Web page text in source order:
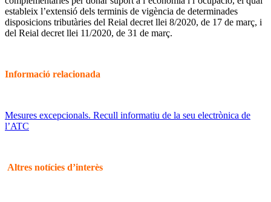
estableix l’extensió dels terminis de vigència de determinades
disposicions tributàries del Reial decret llei 8/2020, de 17 de març, i
del Reial decret llei 11/2020, de 31 de març.
Informació relacionada
Mesures excepcionals. Recull informatiu de la seu electrònica de
l’ATC
Altres notícies d’interès